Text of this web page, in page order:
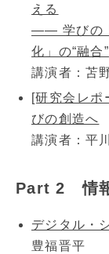
える
―― 学びの
化」の“融合”
講演者：苫
[研究会レ
びの創造へ
講演者：平
Part 2 情
デジタル・
豊福晋平